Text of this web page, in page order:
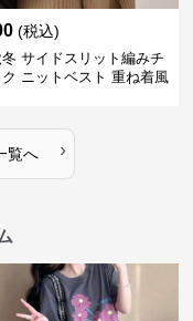
(税込)
サイドスリット編みチ
ニットベスト 重ね着風
覧へ ›